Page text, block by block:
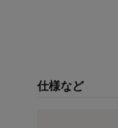
仕様など